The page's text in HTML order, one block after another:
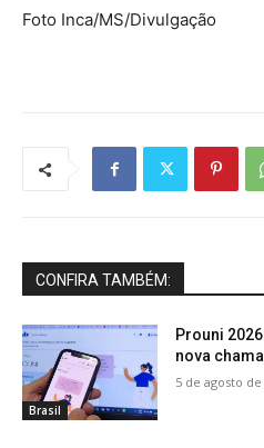
Foto Inca/MS/Divulgação
CONFIRA TAMBÉM:
Brasil
Prouni
nova
5 de agosto de